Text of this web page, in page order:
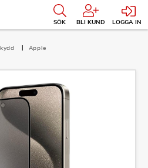
SÖK BLI KUND LOGGA IN
Apple